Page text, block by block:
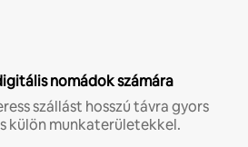
nomádok számára
szállást hosszú távra gyors
külön munkaterületekkel.